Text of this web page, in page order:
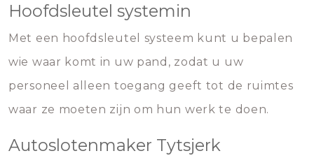
Hoofdsleutel systemin
Met een hoofdsleutel systeem kunt u bepalen
wie waar komt in uw pand, zodat u uw
personeel alleen toegang geeft tot de ruimtes
waar ze moeten zijn om hun werk te doen.
Autoslotenmaker Tytsjerk